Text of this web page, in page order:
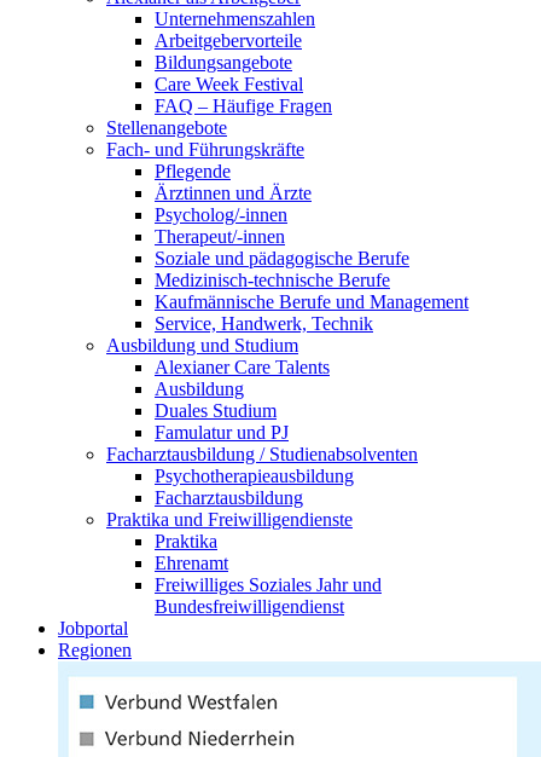
Unternehmenszahlen
Arbeitgebervorteile
Bildungsangebote
Care Week Festival
FAQ – Häufige Fragen
Stellenangebote
Fach- und Führungskräfte
Pflegende
Ärztinnen und Ärzte
Psycholog/-innen
Therapeut/-innen
Soziale und pädagogische Berufe
Medizinisch-technische Berufe
Kaufmännische Berufe und Management
Service, Handwerk, Technik
Ausbildung und Studium
Alexianer Care Talents
Ausbildung
Duales Studium
Famulatur und PJ
Facharztausbildung / Studienabsolventen
Psychotherapieausbildung
Facharztausbildung
Praktika und Freiwilligendienste
Praktika
Ehrenamt
Freiwilliges Soziales Jahr und
Bundesfreiwilligendienst
Jobportal
Regionen